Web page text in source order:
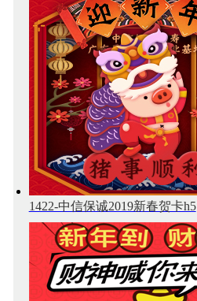
1422-中信保诚2019新春贺卡h5